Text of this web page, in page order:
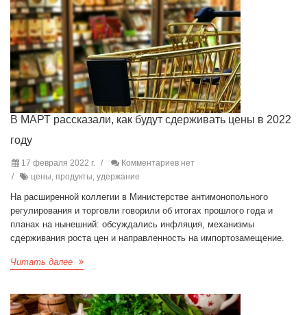
В МАРТ рассказали, как будут сдерживать цены в 2022
году
17 февраля 2022 г.
Комментариев нет
цены, продукты, удержание
На расширенной коллегии в Министерстве антимонопольного
регулирования и торговли говорили об итогах прошлого года и
планах на нынешний: обсуждались инфляция, механизмы
сдерживания роста цен и направленность на импортозамещение.
Читать далее